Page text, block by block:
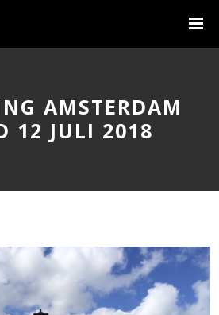
AMSTERDAM
12 JULI 2018